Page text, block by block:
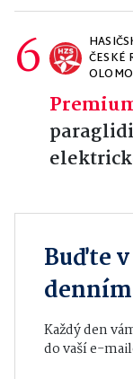
6
ČESKÉ
Buďte
Každý den
do vaší e-